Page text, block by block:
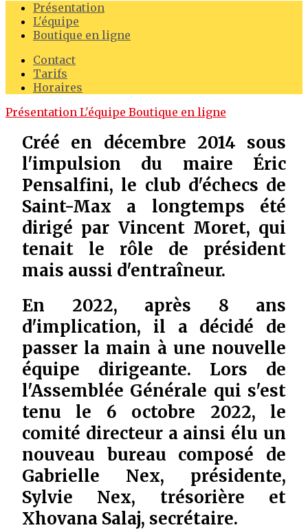
Présentation
L'équipe
Boutique en ligne
Contact
Tarifs
Horaires
Présentation L'équipe Boutique en ligne
Créé en décembre 2014 sous
l'impulsion du maire Éric
Pensalfini, le club d'échecs de
Saint-Max a longtemps été
dirigé par Vincent Moret, qui
tenait le rôle de président
mais aussi d'entraîneur.
En 2022, après 8 ans
d'implication, il a décidé de
passer la main à une nouvelle
équipe dirigeante. Lors de
l'Assemblée Générale qui s'est
tenu le 6 octobre 2022, le
comité directeur a ainsi élu un
nouveau bureau composé de
Gabrielle Nex, présidente,
Sylvie Nex, trésorière et
Xhovana Salaj, secrétaire.